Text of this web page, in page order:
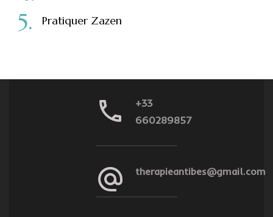
Pratiquer Zazen
+33
660289857
therapieantibes@gmail.com